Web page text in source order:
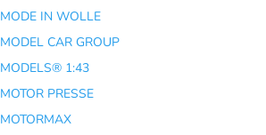
MODE IN WOLLE
MODEL CAR GROUP
MODELS® 1:43
MOTOR PRESSE
MOTORMAX